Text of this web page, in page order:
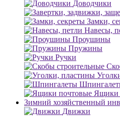
Доводчики
Замки,
Навесы,
Проушины
Пружины
Ручки
Ящики
Зимний хозяйственный
Движки